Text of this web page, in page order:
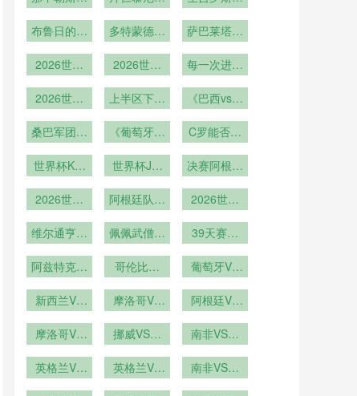
路
布鲁日的比
多特蒙德的
萨巴莱塔谈
队：法国&
格兰&巴西
2026世界
间常见疾病
2026世界
榜实时更新
每一次进球
2026世界
阵图解析
上半区下半
《巴西vs德
年“7 1惨
聚首
桑巴军团能
《葡萄牙vs
2016年欧
仇战
C罗能否雪
世界杯K组
维亚沙特智
世界杯J组
及利亚厄瓜
决赛阿根廷
2026世界
重现上届恩
阿根廷队成
2026世界
足坛传奇
维尔通亨比
代终章
佩佩武僧转
会
39天赛程
赛之间的恢
加墨世界杯
阿兹特克球
办的草皮更
2026年世
哥伦比亚
播哥伦比亚
线直播
葡萄牙VS
坦直播葡萄
别克斯坦在
新西兰VS
VS埃及直
摩洛哥VS
洛哥VS海
阿根廷VS
廷VS奥地
摩洛哥VS
VS海地直
挪威VS塞
挪威VS塞
南非VS韩
韩国直播
英格兰VS
英格兰VS
南非VS韩